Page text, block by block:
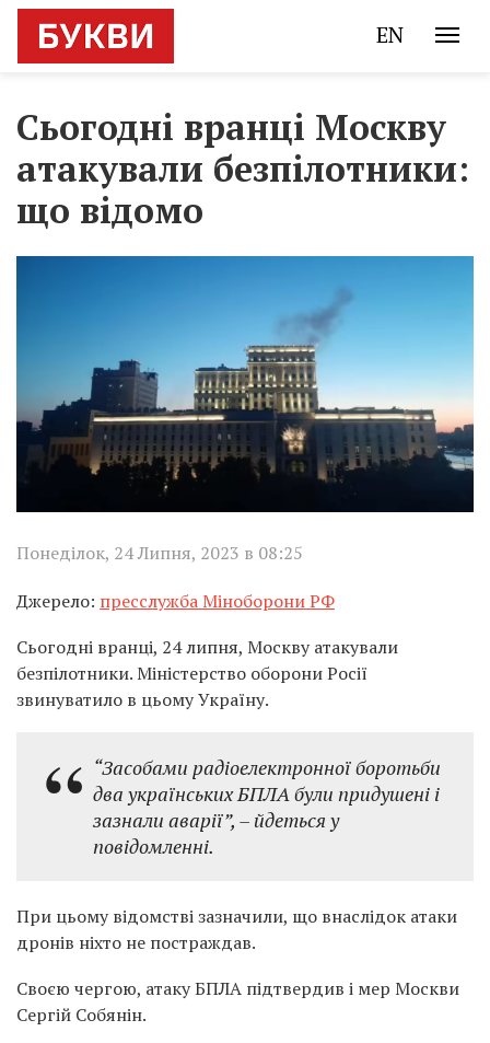
EN
Сьогодні вранці Москву
атакували безпілотники:
що відомо
Понеділок, 24 Липня, 2023 в 08:25
Джерело: пресслужба Міноборони РФ
Сьогодні вранці, 24 липня, Москву атакували
безпілотники. Міністерство оборони Росії
звинуватило в цьому Україну.
“Засобами радіоелектронної боротьби
два українських БПЛА були придушені і
зазнали аварії”, – йдеться у
повідомленні.
При цьому відомстві зазначили, що внаслідок атаки
дронів ніхто не постраждав.
Своєю чергою, атаку БПЛА підтвердив і мер Москви
Сергій Собянін.